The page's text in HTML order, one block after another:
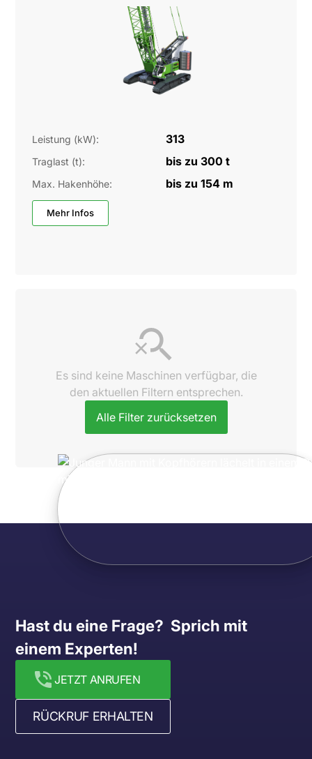
Leistung (kW): 313
Traglast (t): bis zu 300 t
Max. Hakenhöhe: bis zu 154 m
Mehr Infos
Es sind keine Maschinen verfügbar, die
den aktuellen Filtern entsprechen.
Alle Filter zurücksetzen
Hast du eine Frage?  Sprich mit
einem Experten!
JETZT ANRUFEN
RÜCKRUF ERHALTEN